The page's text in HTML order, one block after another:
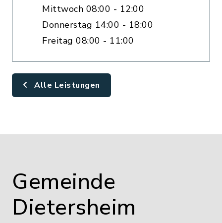
Mittwoch 08:00 - 12:00
Donnerstag 14:00 - 18:00
Freitag 08:00 - 11:00
Alle Leistungen
Gemeinde
Dietersheim